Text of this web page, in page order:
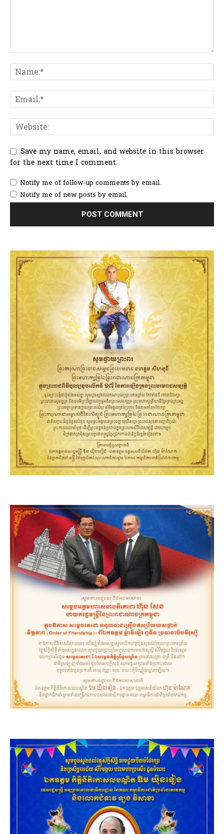
Save my name, email, and website in this browser
for the next time I comment.
Notify me of follow-up comments by email.
Notify me of new posts by email.